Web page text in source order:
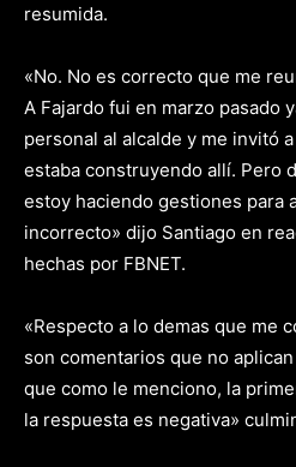
resumida.
«No. No es correcto que me
A Fajardo fui en marzo pasado
personal al alcalde y me invitó
estaba construyendo allí. Pero
estoy haciendo gestiones para
incorrecto» dijo Santiago en
hechas por FBNET.
«Respecto a lo demas que me
son comentarios que no
que como le menciono, la
la respuesta es negativa»